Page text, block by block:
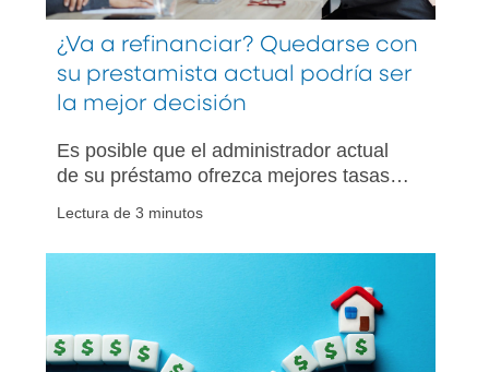
¿Va a refinanciar? Quedarse con
su prestamista actual podría ser
la mejor decisión
Es posible que el administrador actual
de su préstamo ofrezca mejores tasas,
nuevo.
Lectura de 3 minutos